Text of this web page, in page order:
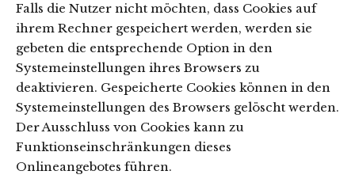
Falls die Nutzer nicht möchten, dass Cookies auf
ihrem Rechner gespeichert werden, werden sie
gebeten die entsprechende Option in den
Systemeinstellungen ihres Browsers zu
deaktivieren. Gespeicherte Cookies können in den
Systemeinstellungen des Browsers gelöscht werden.
Der Ausschluss von Cookies kann zu
Funktionseinschränkungen dieses
Onlineangebotes führen.